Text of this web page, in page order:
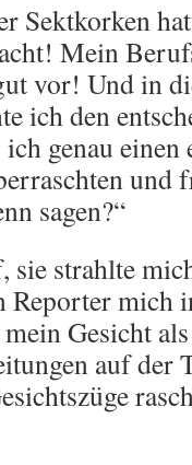
Sektkorken
Mein
vor! Und in
ich den
genau
und
sagen?“
sie strahlte
mich
Gesicht
auf der